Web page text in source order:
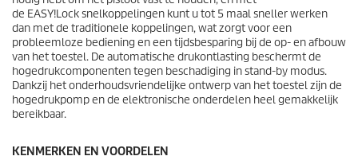
de EASY!Locksnelkoppelingen kunt u tot 5 maal sneller werken
dan met de traditionele koppelingen, wat zorgt voor een
probleemloze bediening en een tijdsbesparing bij de op- en afbouw
van het toestel. De automatische drukontlasting beschermt de
hogedrukcomponenten tegen beschadiging in stand-by modus.
Dankzij het onderhoudsvriendelijke ontwerp van het toestel zijn de
hogedrukpomp en de elektronische onderdelen heel gemakkelijk
bereikbaar.
KENMERKEN EN VOORDELEN